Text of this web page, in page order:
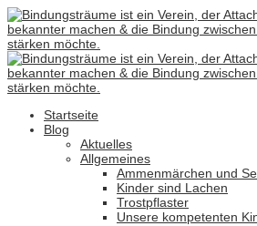
Startseite
Blog
Aktuelles
Allgemeines
Ammenmärchen und
Kinder sind Lachen
Trostpflaster
Unsere kompetenten